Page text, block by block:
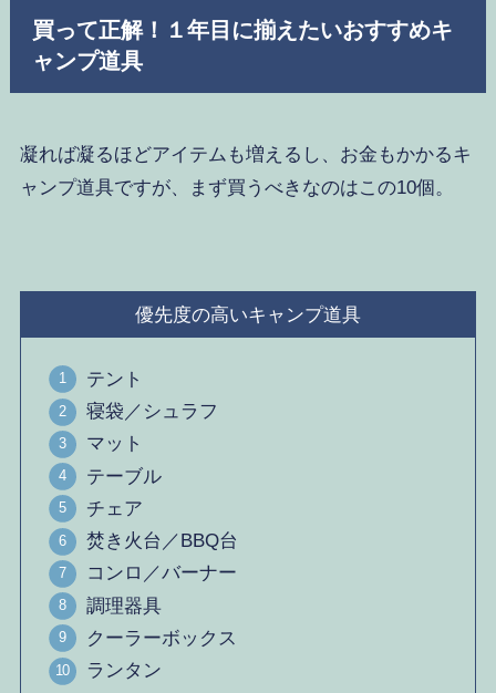
買って正解！１年目に揃えたいおすすめキ
ャンプ道具
凝れば凝るほどアイテムも増えるし、お金もかかるキ
ャンプ道具ですが、まず買うべきなのはこの10個。
優先度の高いキャンプ道具
テント
寝袋／シュラフ
マット
テーブル
チェア
焚き火台／BBQ台
コンロ／バーナー
調理器具
クーラーボックス
ランタン